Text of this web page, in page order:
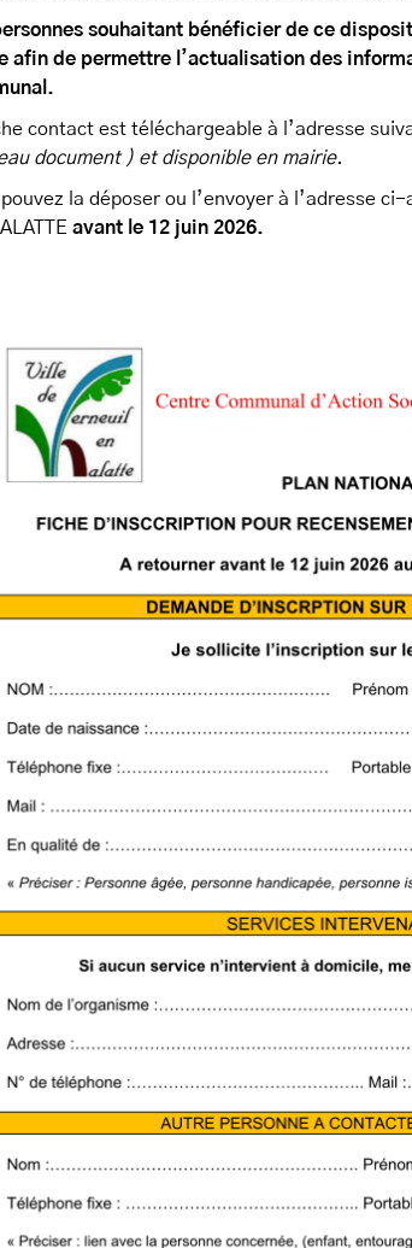
souhaitant bénéficier de ce
afin de permettre l’actualisation des
contact est téléchargeable à l’adresse
document ) et disponible en mairie.
la déposer ou l’envoyer à l’adresse ci-
avant le 12 juin 2026.